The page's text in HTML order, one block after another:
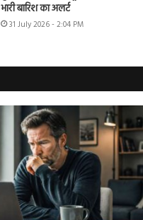
भारी बारिश का अलर्ट
31 July 2026 - 2:04 PM